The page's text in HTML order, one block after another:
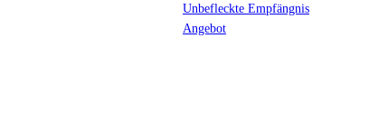
Unbefleckte Empfängnis
Angebot